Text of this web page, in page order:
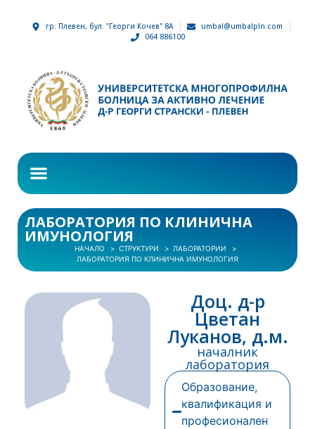
гр. Плевен, бул. "Георги Кочев" 8А
umbal@umbalpln.com
064 886100
ЛАБОРАТОРИЯ ПО КЛИНИЧНА
ИМУНОЛОГИЯ
НАЧАЛО СТРУКТУРИ
ЛАБОРАТОРИИ
ЛАБОРАТОРИЯ ПО КЛИНИЧНА ИМУНОЛОГИЯ
Доц. д-р
Цветан
Луканов, д.м.
началник
лаборатория
Образование,
квалификация и
професионален